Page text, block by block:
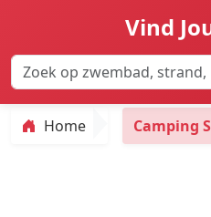
Vind
Home Camping